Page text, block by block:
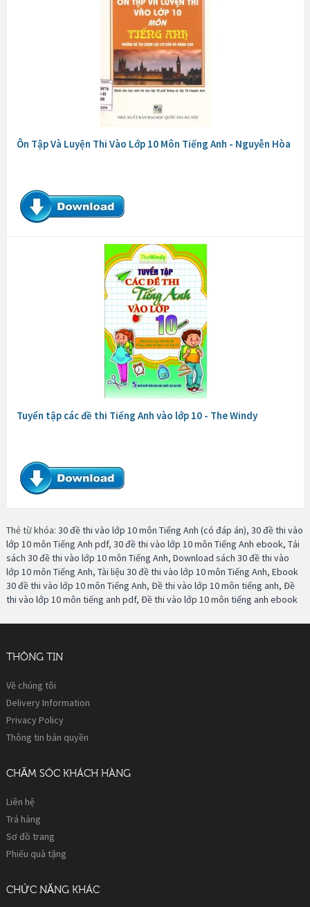
Ôn Tập Và Luyện Thi Vào Lớp 10 Môn Tiếng Anh - Nguyễn Hòa
Tuyển tập các đề thi Tiếng Anh vào lớp 10 - The Windy
Thẻ từ khóa: 30 đề thi vào lớp 10 môn Tiếng Anh (có đáp án), 30 đề thi vào
lớp 10 môn Tiếng Anh pdf, 30 đề thi vào lớp 10 môn Tiếng Anh ebook, Tải
sách 30 đề thi vào lớp 10 môn Tiếng Anh, Download sách 30 đề thi vào
lớp 10 môn Tiếng Anh, Tài liệu 30 đề thi vào lớp 10 môn Tiếng Anh, Ebook
30 đề thi vào lớp 10 môn Tiếng Anh, Đề thi vào lớp 10 môn tiếng anh, Đề
thi vào lớp 10 môn tiếng anh pdf, Đề thi vào lớp 10 môn tiếng anh ebook
THÔNG TIN
Về chúng tôi
Delivery Information
Privacy Policy
Thông tin bản quyền
CHĂM SÓC KHÁCH HÀNG
Liên hệ
Trả hàng
Sơ đồ trang
Phiếu quà tặng
CHỨC NĂNG KHÁC